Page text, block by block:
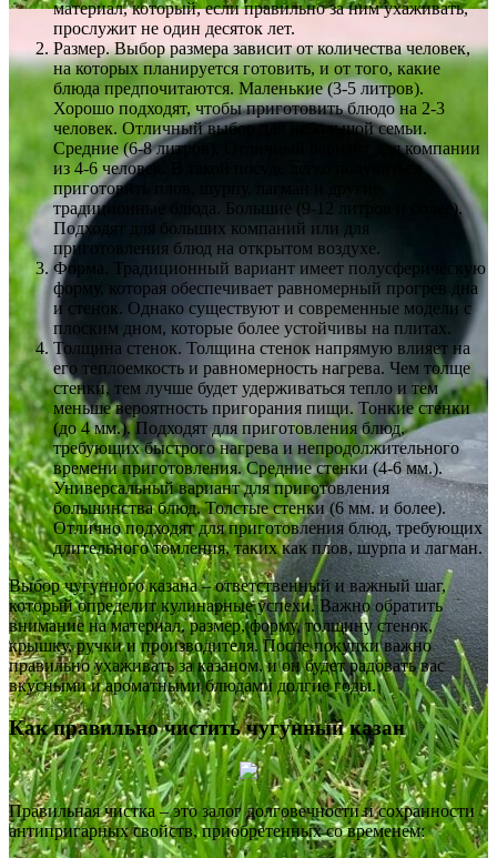
материал, который, если правильно за ним ухаживать,
прослужит не один десяток лет.
Размер. Выбор размера зависит от количества человек,
на которых планируется готовить, и от того, какие
блюда предпочитаются. Маленькие (3-5 литров).
Хорошо подходят, чтобы приготовить блюдо на 2-3
человек. Отличный выбор для небольшой семьи.
Средние (6-8 литров). Отличный вариант для компании
из 4-6 человек. В такой посуде легко получиться
приготовить плов, шурпу, лагман и другие
традиционные блюда. Большие (9-12 литров и более).
Подходят для больших компаний или для
приготовления блюд на открытом воздухе.
Форма. Традиционный вариант имеет полусферическую
форму, которая обеспечивает равномерный прогрев дна
и стенок. Однако существуют и современные модели с
плоским дном, которые более устойчивы на плитах.
Толщина стенок. Толщина стенок напрямую влияет на
его теплоемкость и равномерность нагрева. Чем толще
стенки, тем лучше будет удерживаться тепло и тем
меньше вероятность пригорания пищи. Тонкие стенки
(до 4 мм.). Подходят для приготовления блюд,
требующих быстрого нагрева и непродолжительного
времени приготовления. Средние стенки (4-6 мм.).
Универсальный вариант для приготовления
большинства блюд. Толстые стенки (6 мм. и более).
Отлично подходят для приготовления блюд, требующих
длительного томления, таких как плов, шурпа и лагман.
Выбор чугунного казана – ответственный и важный шаг,
который определит кулинарные успехи. Важно обратить
внимание на материал, размер, форму, толщину стенок,
крышку, ручки и производителя. После покупки важно
правильно ухаживать за казаном, и он будет радовать вас
вкусными и ароматными блюдами долгие годы.
Как правильно чистить чугунный казан
Правильная чистка – это залог долговечности и сохранности
антипригарных свойств, приобретенных со временем: